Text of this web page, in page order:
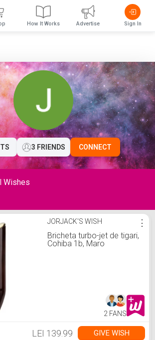
3 FRIENDS CONNECT
Wishes
JORJACK'S WISH
Bricheta turbo-jet de tigari,
Cohiba 1b, Maro
⋮
2 FANS
LEI 139.99 GIVE WISH
How It Works Advertise Sign In